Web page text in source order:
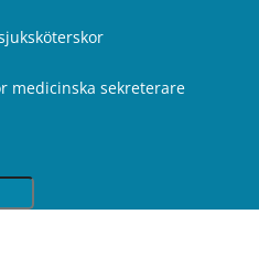
medicinska sekreterare